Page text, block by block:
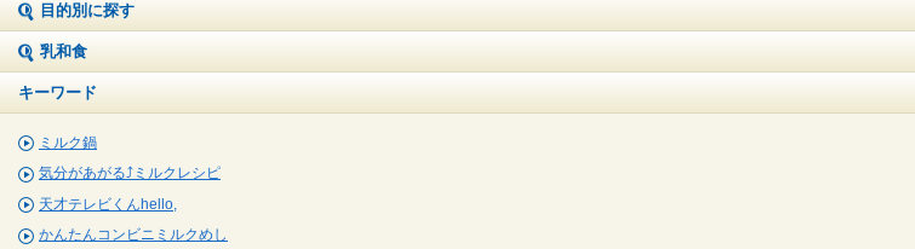
目的別に探す
乳和食
キーワード
ミルク鍋
気分があがる⤴ミルクレシピ
天才テレビくんhello,
かんたんコンビニミルクめし